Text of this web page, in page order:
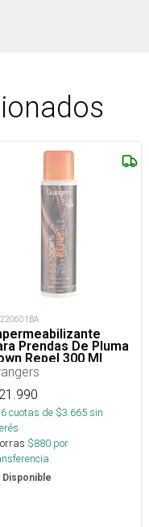
Prendas De Pluma
Repel 300 Ml
21.990
6cuotas de $3.665sin
$880 por
Disponible